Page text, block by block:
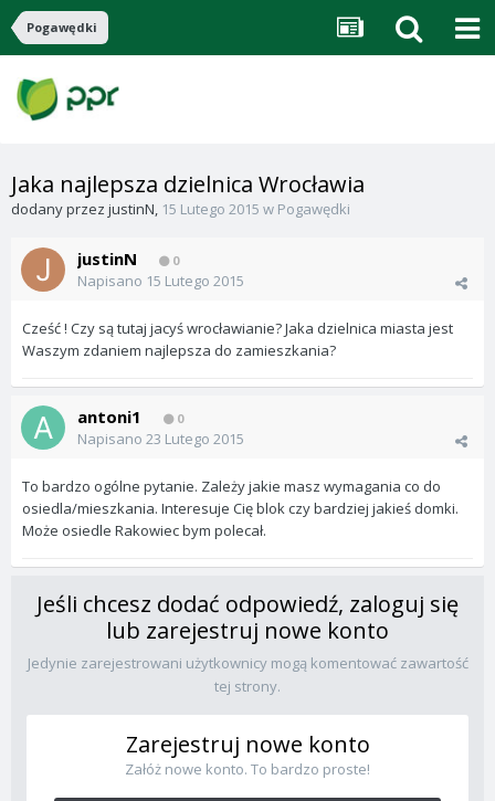
Pogawędki
Jaka najlepsza dzielnica Wrocławia
dodany przez justinN, 15 Lutego 2015 w Pogawędki
justinN 0
Napisano 15 Lutego 2015
Cześć ! Czy są tutaj jacyś wrocławianie? Jaka dzielnica miasta jest
Waszym zdaniem najlepsza do zamieszkania?
antoni1 0
Napisano 23 Lutego 2015
To bardzo ogólne pytanie. Zależy jakie masz wymagania co do
osiedla/mieszkania. Interesuje Cię blok czy bardziej jakieś domki.
Może osiedle Rakowiec bym polecał.
Jeśli chcesz dodać odpowiedź, zaloguj się
lub zarejestruj nowe konto
Jedynie zarejestrowani użytkownicy mogą komentować zawartość
tej strony.
Zarejestruj nowe konto
Załóż nowe konto. To bardzo proste!